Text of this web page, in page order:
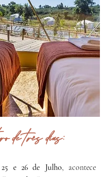
de três dias:
e 26 de Julho, acontece